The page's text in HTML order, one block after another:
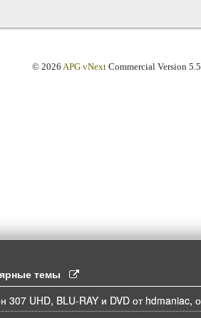
© 2026APG vNext Commercial Version 5.5
темы